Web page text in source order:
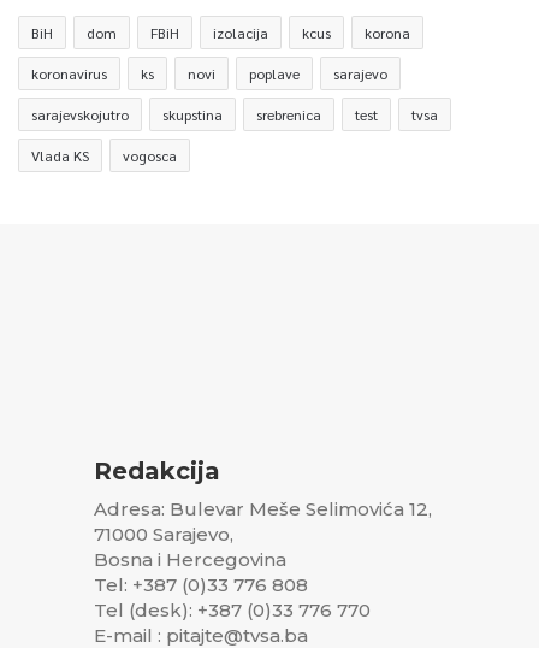
BiH dom FBiH izolacija kcus korona
koronavirus ks novi poplave sarajevo
sarajevskojutro skupstina srebrenica test tvsa
Vlada KS vogosca
Redakcija
Adresa: Bulevar Meše Selimovića 12,
71000 Sarajevo,
Bosna i Hercegovina
Tel: +387 (0)33 776 808
Tel (desk): +387 (0)33 776 770
E-mail : pitajte@tvsa.ba